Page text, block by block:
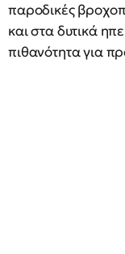
παροδικές
και στα δυτικά
πιθανότητα για